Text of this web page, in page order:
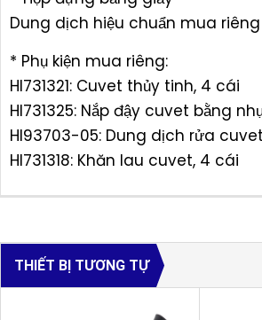
Dung dịch hiệu chuẩn mua riêng
* Phụ kiện mua riêng:
HI731321: Cuvet thủy tinh, 4 cái
HI731325: Nắp đậy cuvet bằng
HI93703-05: Dung dịch rửa
HI731318: Khăn lau cuvet, 4 cái
THIẾT BỊ TƯƠNG TỰ